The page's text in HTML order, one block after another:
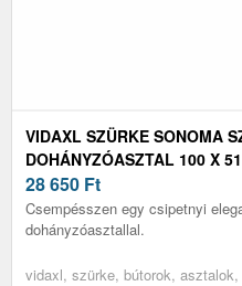
VIDAXL SZÜRKE SONOMA
DOHÁNYZÓASZTAL 100 X
28 650 Ft
Csempésszen egy csipetnyi
dohányzóasztallal.
vidaxl, szürke, bútorok,